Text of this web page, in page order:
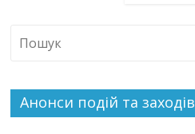
Анонси подій та заходів